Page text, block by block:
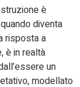
è
diventa
risposta a
è in realtà
un
modellato